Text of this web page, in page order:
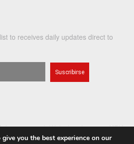
to receives daily updates direct to
Suscribirse
reserved. Web developmentKEN
BNS Security.
you the best experience on our